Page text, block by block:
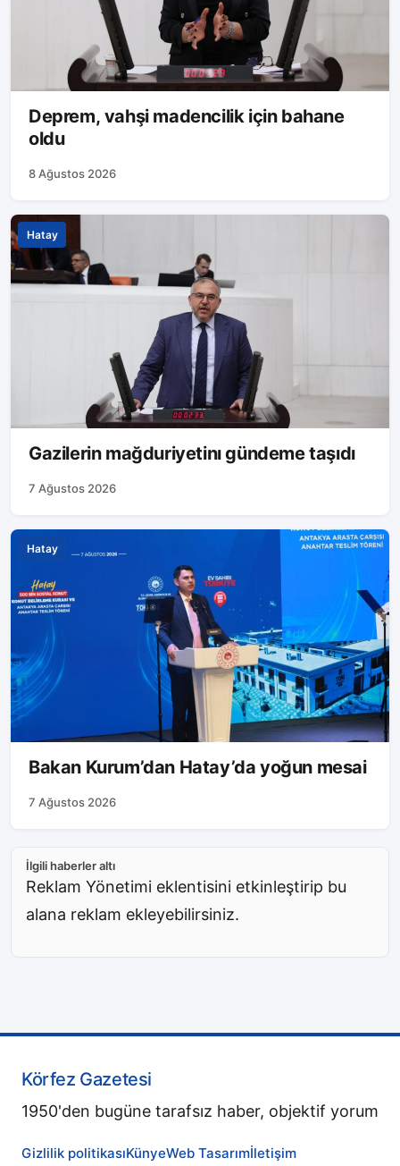
Deprem, vahşi madencilik için bahane
oldu
8 Ağustos 2026
Hatay
Gazilerin mağduriyetinı gündeme taşıdı
7 Ağustos 2026
Hatay
Bakan Kurum’dan Hatay’da yoğun mesai
7 Ağustos 2026
İlgili haberler altı
Reklam Yönetimi eklentisini etkinleştirip bu
alana reklam ekleyebilirsiniz.
Körfez Gazetesi
1950'den bugüne tarafsız haber, objektif yorum
Gizlilik politikasıKünyeWeb Tasarımİletişim